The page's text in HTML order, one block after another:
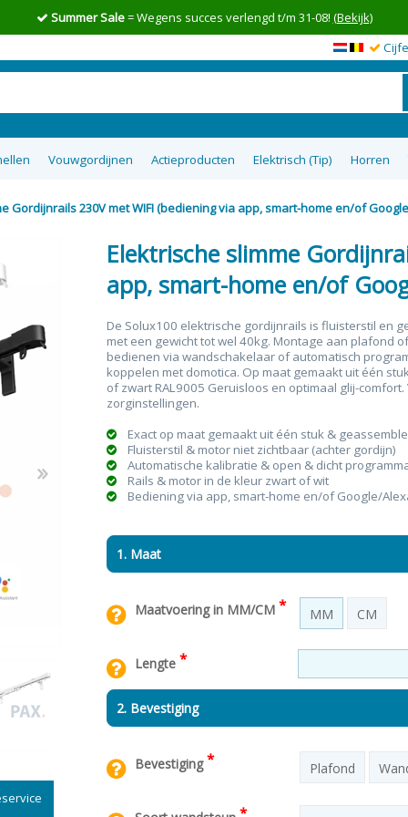
Summer Sale= Wegens succes verlengd t/m 31-08! (Bekijk)
Vouwgordijnen Actieproducten Elektrisch (Tip) Horren
op maat
Gordijnrails 230V met WIFI (bediening via app, smart-home en/of
Elektrische slimme
app, smart-home en/of
De Solux100 elektrische gordijnrails is fluisterstil en
met een gewicht tot wel 40kg. Montage aan plafond
bedienen via wandschakelaar of automatisch
koppelen met domotica. Op maat gemaakt uit één
of zwart RAL9005 Geruisloos en optimaal glij-
zorginstellingen.
Exact op maat gemaakt uit één stuk &
Fluisterstil & motor niet zichtbaar (achter gordijn)
Automatische kalibratie & open & dicht
Rails & motor in de kleur zwart of wit
Bediening via app, smart-home en/of Google/
1. Maat
Maatvoering in MM/CM *
MM CM
Lengte *
2. Bevestiging
Bevestiging*
Plafond
*